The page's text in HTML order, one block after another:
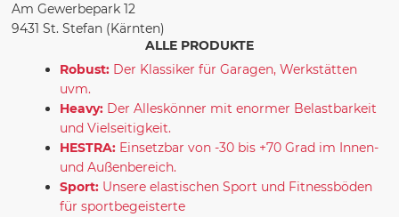
Am Gewerbepark 12
9431 St. Stefan (Kärnten)
ALLE PRODUKTE
Robust: Der Klassiker für Garagen, Werkstätten
uvm.
Heavy: Der Alleskönner mit enormer Belastbarkeit
und Vielseitigkeit.
HESTRA: Einsetzbar von -30 bis +70 Grad im Innen-
und Außenbereich.
Sport: Unsere elastischen Sport und Fitnessböden
für sportbegeisterte